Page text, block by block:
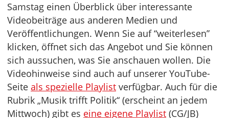
Samstag einen Überblick über interessante
Videobeiträge aus anderen Medien und
Veröffentlichungen. Wenn Sie auf “weiterlesen”
klicken, öffnet sich das Angebot und Sie können
sich aussuchen, was Sie anschauen wollen. Die
Videohinweise sind auch auf unserer YouTube-
Seite als spezielle Playlist verfügbar. Auch für die
Rubrik „Musik trifft Politik“ (erscheint an jedem
Mittwoch) gibt es eine eigene Playlist (CG/JB)